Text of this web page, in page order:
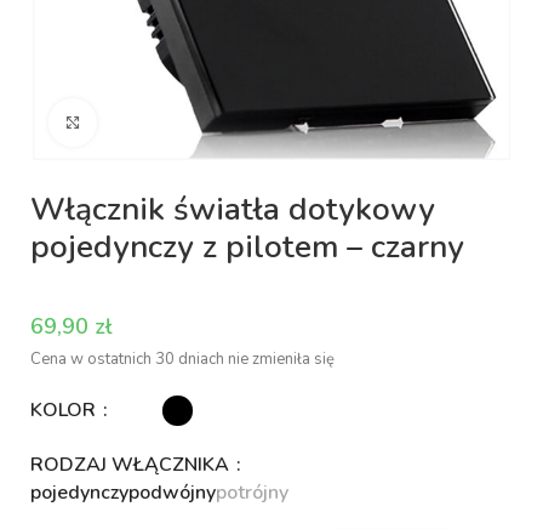
Kliknij aby powiększyć
Włącznik światła dotykowy
pojedynczy z pilotem – czarny
zł
Cena w ostatnich 30 dniach nie zmieniła się
KOLOR
RODZAJ WŁĄCZNIKA
pojedynczypodwójnypotrójny